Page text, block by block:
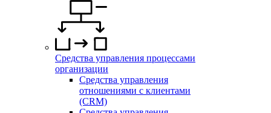
Средства управления процессами
организации
Средства управления
отношениями с клиентами
(CRM)